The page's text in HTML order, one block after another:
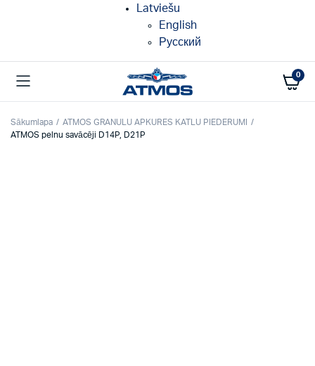
Latviešu
English
Русский
0
Sākumlapa
ATMOS GRANULU APKURES KATLU PIEDERUMI
ATMOS pelnu savācēji D14P, D21P